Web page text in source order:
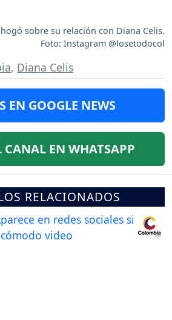
sobre su relación con Diana Celis.
Foto: Instagram @losetodocol
, Diana Celis
EN GOOGLE NEWS
CANAL EN WHATSAPP
RELACIONADOS